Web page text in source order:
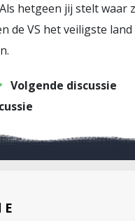
hetgeen jij stelt waar
de VS het veiligste
Volgende discussie
E